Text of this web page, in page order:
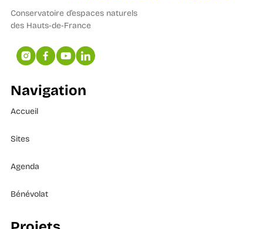
Conservatoire d’espaces naturels
des Hauts-de-France
Navigation
Accueil
Sites
Agenda
Bénévolat